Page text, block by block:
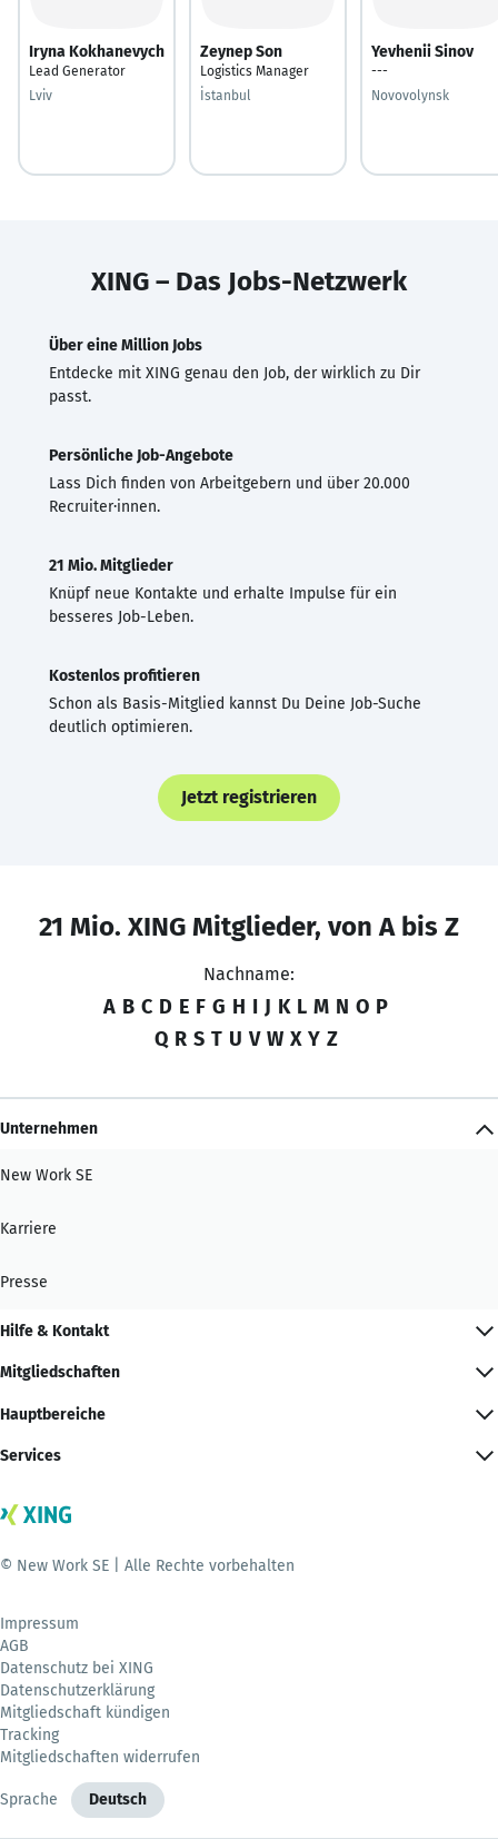
Iryna Kokhanevych
Lead Generator
Lviv
Zeynep Son
Logistics Manager
İstanbul
Yevhenii Sinov
---
Novovolynsk
XING – Das Jobs-Netzwerk
Über eine Million Jobs
Entdecke mit XING genau den Job, der wirklich zu Dir
passt.
Persönliche Job-Angebote
Lass Dich finden von Arbeitgebern und über 20.000
Recruiter·innen.
21 Mio. Mitglieder
Knüpf neue Kontakte und erhalte Impulse für ein
besseres Job-Leben.
Kostenlos profitieren
Schon als Basis-Mitglied kannst Du Deine Job-Suche
deutlich optimieren.
Jetzt registrieren
21 Mio. XING Mitglieder, von A bis Z
Nachname:
A B C D E F G H I J K L M N O P
Q R S T U V W X Y Z
Unternehmen
New Work SE
Karriere
Presse
Hilfe & Kontakt
Mitgliedschaften
Hauptbereiche
Services
© New Work SE | Alle Rechte vorbehalten
Impressum
AGB
Datenschutz bei XING
Datenschutzerklärung
Mitgliedschaft kündigen
Tracking
Mitgliedschaften widerrufen
Sprache Deutsch